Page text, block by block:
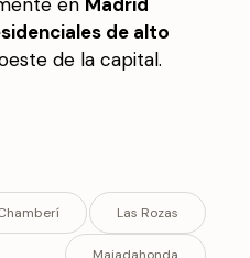
de alto
de la capital.
Las Rozas
Majadahonda